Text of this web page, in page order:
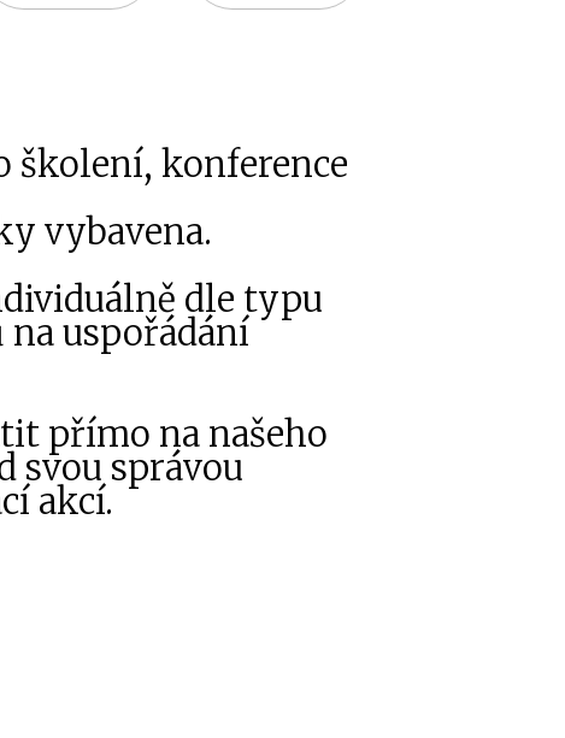
školení, konference
vybavena.
dle typu
na uspořádání
přímo na našeho
svou správou
akcí.